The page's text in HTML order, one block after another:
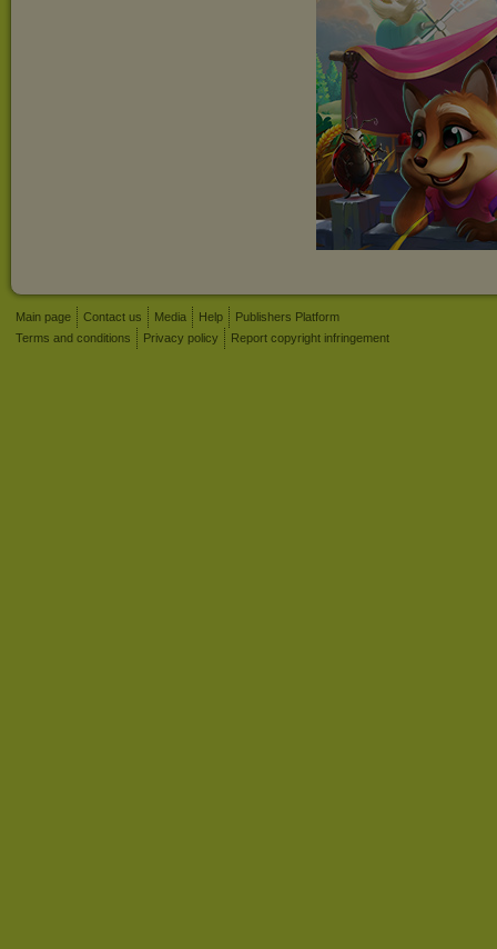
Main page Contact us Media Help
Publishers Platform
Terms and conditions
Privacy policy Report copyright infringement